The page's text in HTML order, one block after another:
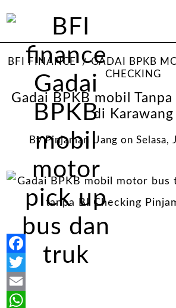
BFI FINANCE GADAI BPKB
CHECKING
Gadai BPKB mobil
di Karawang
ByPinjaman Uang on Selasa,
Facebook
Twitter
Email